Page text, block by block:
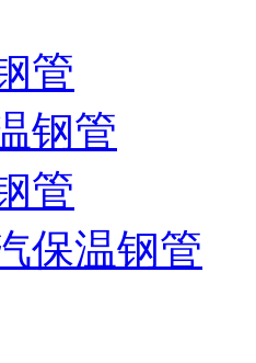
管
钢管
管
保温钢管